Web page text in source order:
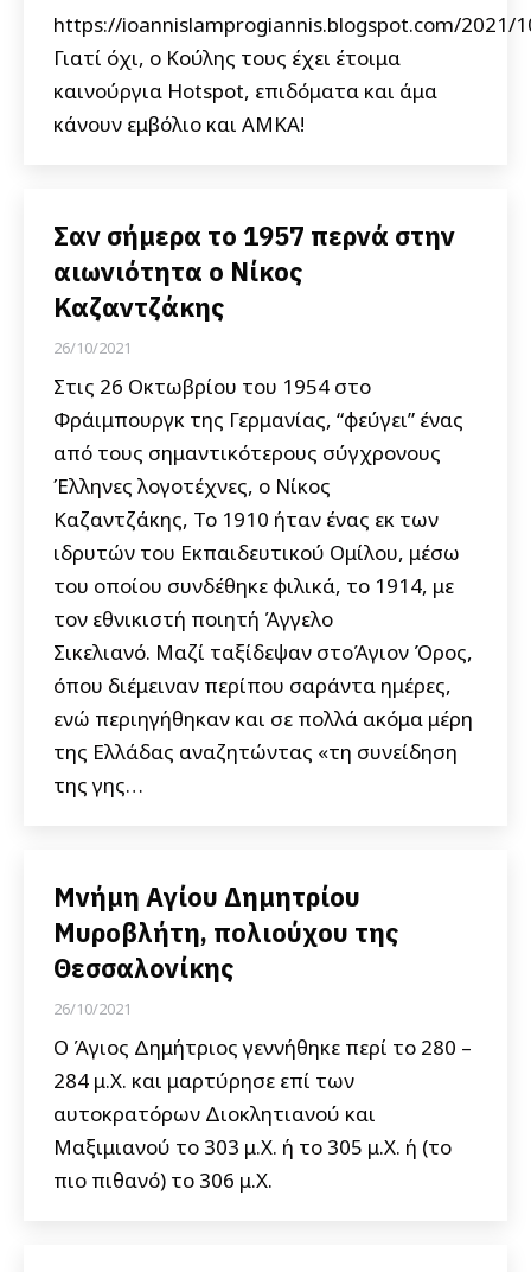
https://ioannislamprogiannis.blogspot.com/2021/
Γιατί όχι, ο Κούλης τους έχει έτοιμα
καινούργια Hotspot, επιδόματα και άμα
κάνουν εμβόλιο και ΑΜΚΑ!
Σαν σήμερα το 1957 περνά στην
αιωνιότητα ο Νίκος
Καζαντζάκης
26/10/2021
Στις 26 Οκτωβρίου του 1954 στο
Φράιμπουργκ της Γερμανίας, “φεύγει” ένας
από τους σημαντικότερους σύγχρονους
Έλληνες λογοτέχνες, ο Νίκος
Καζαντζάκης, Το 1910 ήταν ένας εκ των
ιδρυτών του Εκπαιδευτικού Ομίλου, μέσω
του οποίου συνδέθηκε φιλικά, το 1914, με
τον εθνικιστή ποιητή Άγγελο
Σικελιανό. Μαζί ταξίδεψαν στοΆγιον Όρος,
όπου διέμειναν περίπου σαράντα ημέρες,
ενώ περιηγήθηκαν και σε πολλά ακόμα μέρη
της Ελλάδας αναζητώντας «τη συνείδηση
της γης…
Μνήμη Αγίου Δημητρίου
Μυροβλήτη, πολιούχου της
Θεσσαλονίκης
26/10/2021
Ο Άγιος Δημήτριος γεννήθηκε περί το 280 –
284 μ.Χ. και μαρτύρησε επί των
αυτοκρατόρων Διοκλητιανού και
Μαξιμιανού το 303 μ.Χ. ή το 305 μ.Χ. ή (το
πιο πιθανό) το 306 μ.Χ.